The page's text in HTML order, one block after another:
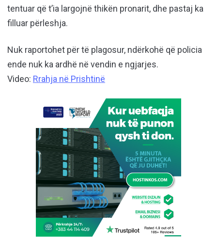
tentuar që t’ia largojnë thikën pronarit, dhe pastaj ka
filluar përleshja.
Nuk raportohet për të plagosur, ndërkohë që policia
ende nuk ka ardhë në vendin e ngjarjes.
Video: Rrahja në Prishtinë